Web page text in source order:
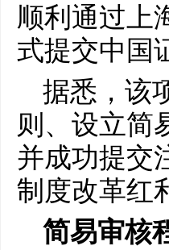
顺利通过上
式提交中国
据悉，该
则、设立简
并成功提交
制度改革红
简易审核